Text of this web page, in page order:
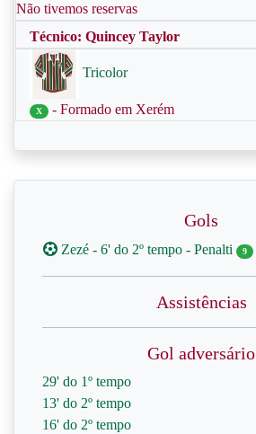
Não tivemos reservas
Técnico: Quincey Taylor
Tricolor
X - Formado em Xerém
Gols
Zezé - 6' do 2º tempo - Penalti 9
Assistências
Gol adversário
29' do 1º tempo
13' do 2º tempo
16' do 2º tempo